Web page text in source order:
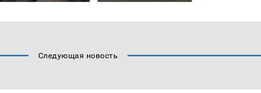
Следующая новость